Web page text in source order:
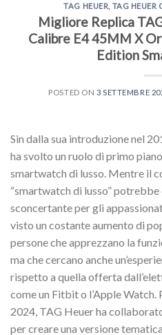
TAG HEUER, TAG HEUER
Migliore Replica
Calibre E4 45MM X
Edition
POSTED ON 3 SETTEMBRE
Sin dalla sua introduzione nel
ha svolto un ruolo di primo
smartwatch di lusso. Mentre il
“smartwatch di lusso”
sconcertante per gli
visto un costante aumento di
persone che apprezzano la
ma che cercano anche
rispetto a quella offerta
come un Fitbit o l’Apple Watch.
2024, TAG Heuer ha
per creare una versione